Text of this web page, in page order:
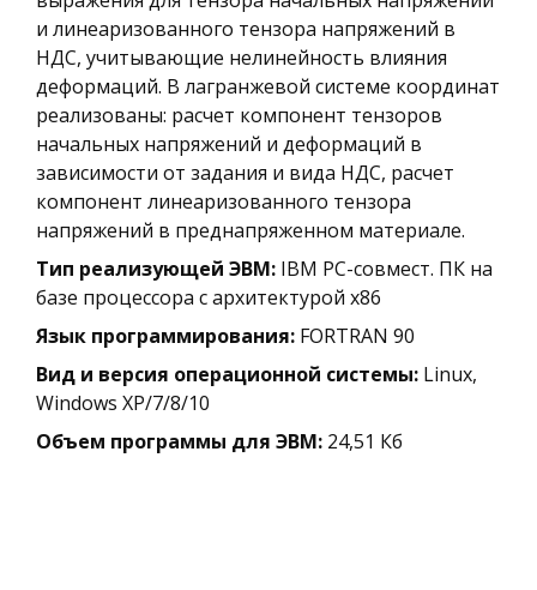
и линеаризованного тензора напряжений в
НДС, учитывающие нелинейность влияния
деформаций. В лагранжевой системе координат
реализованы: расчет компонент тензоров
начальных напряжений и деформаций в
зависимости от задания и вида НДС, расчет
компонент линеаризованного тензора
напряжений в преднапряженном материале.
Тип реализующей ЭВМ: IBM PC-совмест. ПК на
базе процессора с архитектурой х86
Язык программирования: FORTRAN 90
Вид и версия операционной системы: Linux,
Windows XP/7/8/10
Объем программы для ЭВМ: 24,51 Кб